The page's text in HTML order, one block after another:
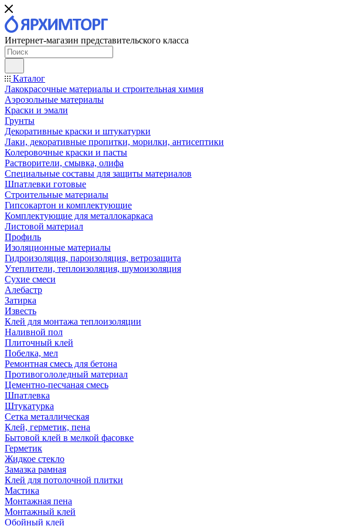
Интернет-магазин представительского класса
Каталог
Лакокрасочные материалы и строительная химия
Аэрозольные материалы
Краски и эмали
Грунты
Декоративные краски и штукатурки
Лаки, декоративные пропитки, морилки, антисептики
Колеровочные краски и пасты
Растворители, смывка, олифа
Специальные составы для защиты материалов
Шпатлевки готовые
Строительные материалы
Гипсокартон и комплектующие
Комплектующие для металлокаркаса
Листовой материал
Профиль
Изоляционные материалы
Гидроизоляция, пароизоляция, ветрозащита
Утеплители, теплоизоляция, шумоизоляция
Сухие смеси
Алебастр
Затирка
Известь
Клей для монтажа теплоизоляции
Наливной пол
Плиточный клей
Побелка, мел
Ремонтная смесь для бетона
Противогололедный материал
Цементно-песчаная смесь
Шпатлевка
Штукатурка
Сетка металлическая
Клей, герметик, пена
Бытовой клей в мелкой фасовке
Герметик
Жидкое стекло
Замазка рамная
Клей для потолочной плитки
Мастика
Монтажная пена
Монтажный клей
Обойный клей